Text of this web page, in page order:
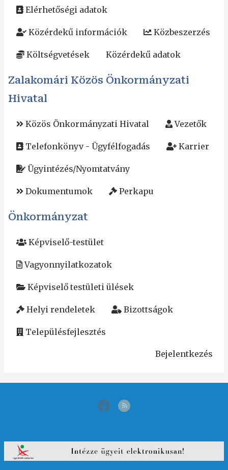
Elérhetőségi adatok
Közérdekű információk Közbeszerzés
Költségvetések Közérdekű adatok
Zalakomári Közös Önkormányzati
Hivatal
Közös Önkormányzati Hivatal Vezetők
Telefonkönyv - Ügyfélfogadás Karrier
Ügyintézés/Nyomtatvány
Dokumentumok Perkapu
Önkormányzat
Képviselő-testület
Vagyonnyilatkozatok
Képviselő testületi ülések
Helyi rendeletek Bizottságok
Településfejlesztés
Bejelentkezés